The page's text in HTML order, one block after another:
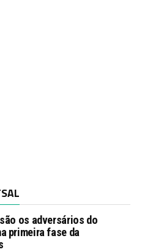
os adversários do
primeira fase da